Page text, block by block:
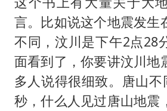
言。比如说这个地震发生
不同，汶川是下午2点28
面看到了，你要讲汶川地
多人说得很细致。唐山
秒，什么人见过唐山地震